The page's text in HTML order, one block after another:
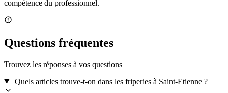
compétence du professionnel.
Questions fréquentes
Trouvez les réponses à vos questions
Quels articles trouve-t-on dans les friperies à Saint-Etienne ?